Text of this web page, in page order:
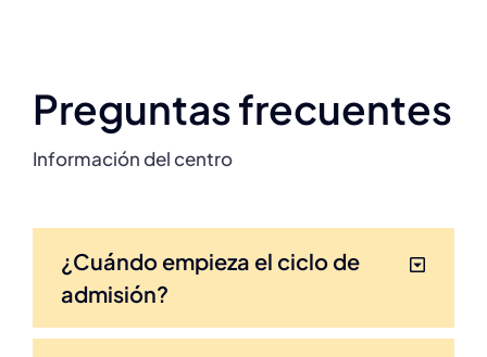
Preguntas frecuentes
Información del centro
¿Cuándo empieza el ciclo de
admisión?